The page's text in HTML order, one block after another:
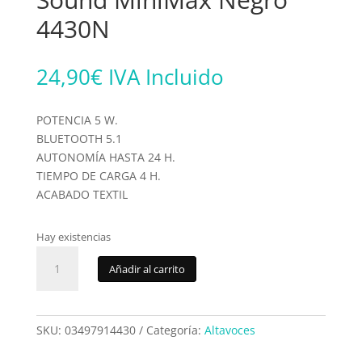
4430N
24,90€ IVA Incluido
POTENCIA 5 W.
BLUETOOTH 5.1
AUTONOMÍA HASTA 24 H.
TIEMPO DE CARGA 4 H.
ACABADO TEXTIL
Hay existencias
Bluetooth
MiniMax
Añadir al carrito
SKU: 03497914430 Categoría: Altavoces